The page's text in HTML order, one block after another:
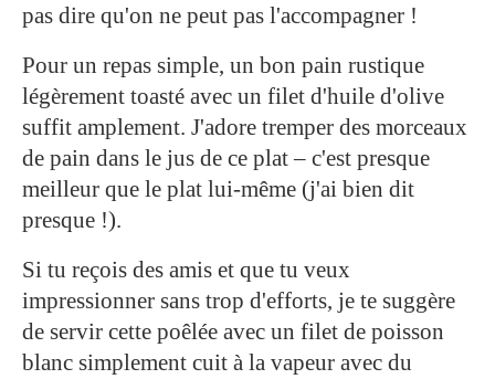
pas dire qu'on ne peut pas l'accompagner !
Pour un repas simple, un bon pain rustique
légèrement toasté avec un filet d'huile d'olive
suffit amplement. J'adore tremper des morceaux
de pain dans le jus de ce plat – c'est presque
meilleur que le plat lui-même (j'ai bien dit
presque !).
Si tu reçois des amis et que tu veux
impressionner sans trop d'efforts, je te suggère
de servir cette poêlée avec un filet de poisson
blanc simplement cuit à la vapeur avec du